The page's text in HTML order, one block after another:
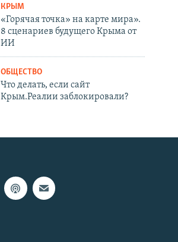
КРЫМ
«Горячая точка» на карте мира».
8 сценариев будущего Крыма от
ИИ
ОБЩЕСТВО
Что делать, если сайт
Крым.Реалии заблокировали?